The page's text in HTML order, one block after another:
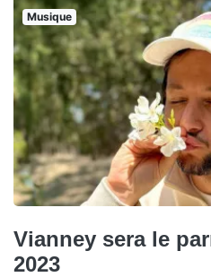
Musique
Vianney sera le
2023